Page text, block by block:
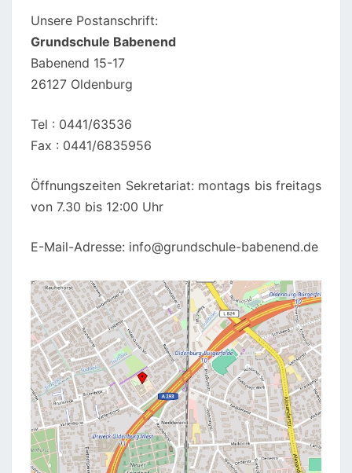
Unsere Postanschrift:
Grundschule Babenend
Babenend 15-17
26127 Oldenburg
Tel : 0441/63536
Fax : 0441/6835956
Öffnungszeiten Sekretariat: montags bis freitags
von 7.30 bis 12:00 Uhr
E-Mail-Adresse: info@grundschule-babenend.de